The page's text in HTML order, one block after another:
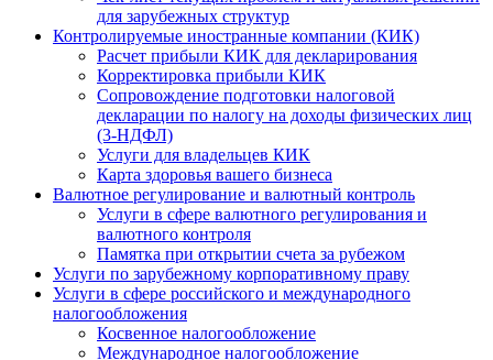
для зарубежных структур
Контролируемые иностранные компании (КИК)
Расчет прибыли КИК для декларирования
Корректировка прибыли КИК
Сопровождение подготовки налоговой
декларации по налогу на доходы физических лиц
(3-НДФЛ)
Услуги для владельцев КИК
Карта здоровья вашего бизнеса
Валютное регулирование и валютный контроль
Услуги в сфере валютного регулирования и
валютного контроля
Памятка при открытии счета за рубежом
Услуги по зарубежному корпоративному праву
Услуги в сфере российского и международного
налогообложения
Косвенное налогообложение
Международное налогообложение